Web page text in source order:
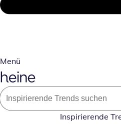
Menü
Inspirierende